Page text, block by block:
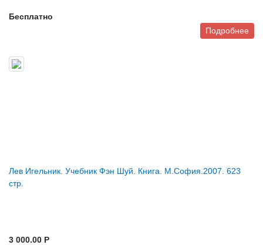
Бесплатно
Подробнее
Лев Игельник. Учебник Фэн Шуй. Книга. М.София.2007. 623
стр.
3 000.00 P